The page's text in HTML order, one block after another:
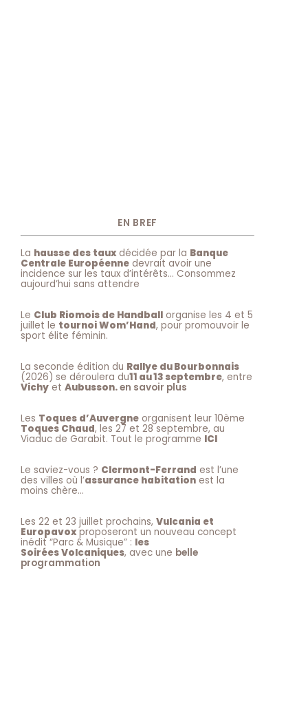
EN BREF
La hausse des taux décidée par la Banque
Centrale Européenne devrait avoir une
incidence sur les taux d’intérêts… Consommez
aujourd’hui sans attendre
Le Club Riomois de Handball organise les 4 et 5
juillet le tournoi Wom’Hand, pour promouvoir le
sport élite féminin.
La seconde édition du Rallye du Bourbonnais
(2026) se déroulera du11 au 13 septembre, entre
Vichy et Aubusson.en savoir plus
Les Toques d’Auvergne organisent leur 10ème
Toques Chaud, les 27 et 28 septembre, au
Viaduc de Garabit. Tout le programme ICI
Le saviez-vous ? Clermont-Ferrand est l’une
des villes où l’assurance habitation est la
moins chère…
Les 22 et 23 juillet prochains, Vulcania et
Europavoxproposeront un nouveau concept
inédit “Parc & Musique” : les
Soirées Volcaniques, avec une belle
programmation